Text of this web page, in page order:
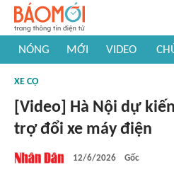
NÓNG MỚI VIDEO
#Khám phá thế giới
XE CỘ
[Video] Hà Nội dự
trợ đổi xe máy điện
12/6/2026 Gốc